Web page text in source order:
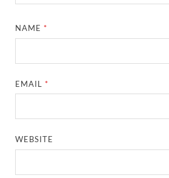
NAME*
EMAIL*
WEBSITE